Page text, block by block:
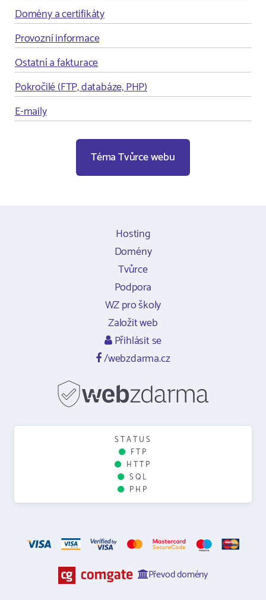
Domény a certifikáty
Provozní informace
Ostatní a fakturace
Pokročilé (FTP, databáze, PHP)
E-maily
Téma Tvůrce webu
Hosting
Domény
Tvůrce
Podpora
WZ pro školy
Založit web
Přihlásit se
/webzdarma.cz
STATUS
FTP
HTTP
SQL
PHP
Převod domény